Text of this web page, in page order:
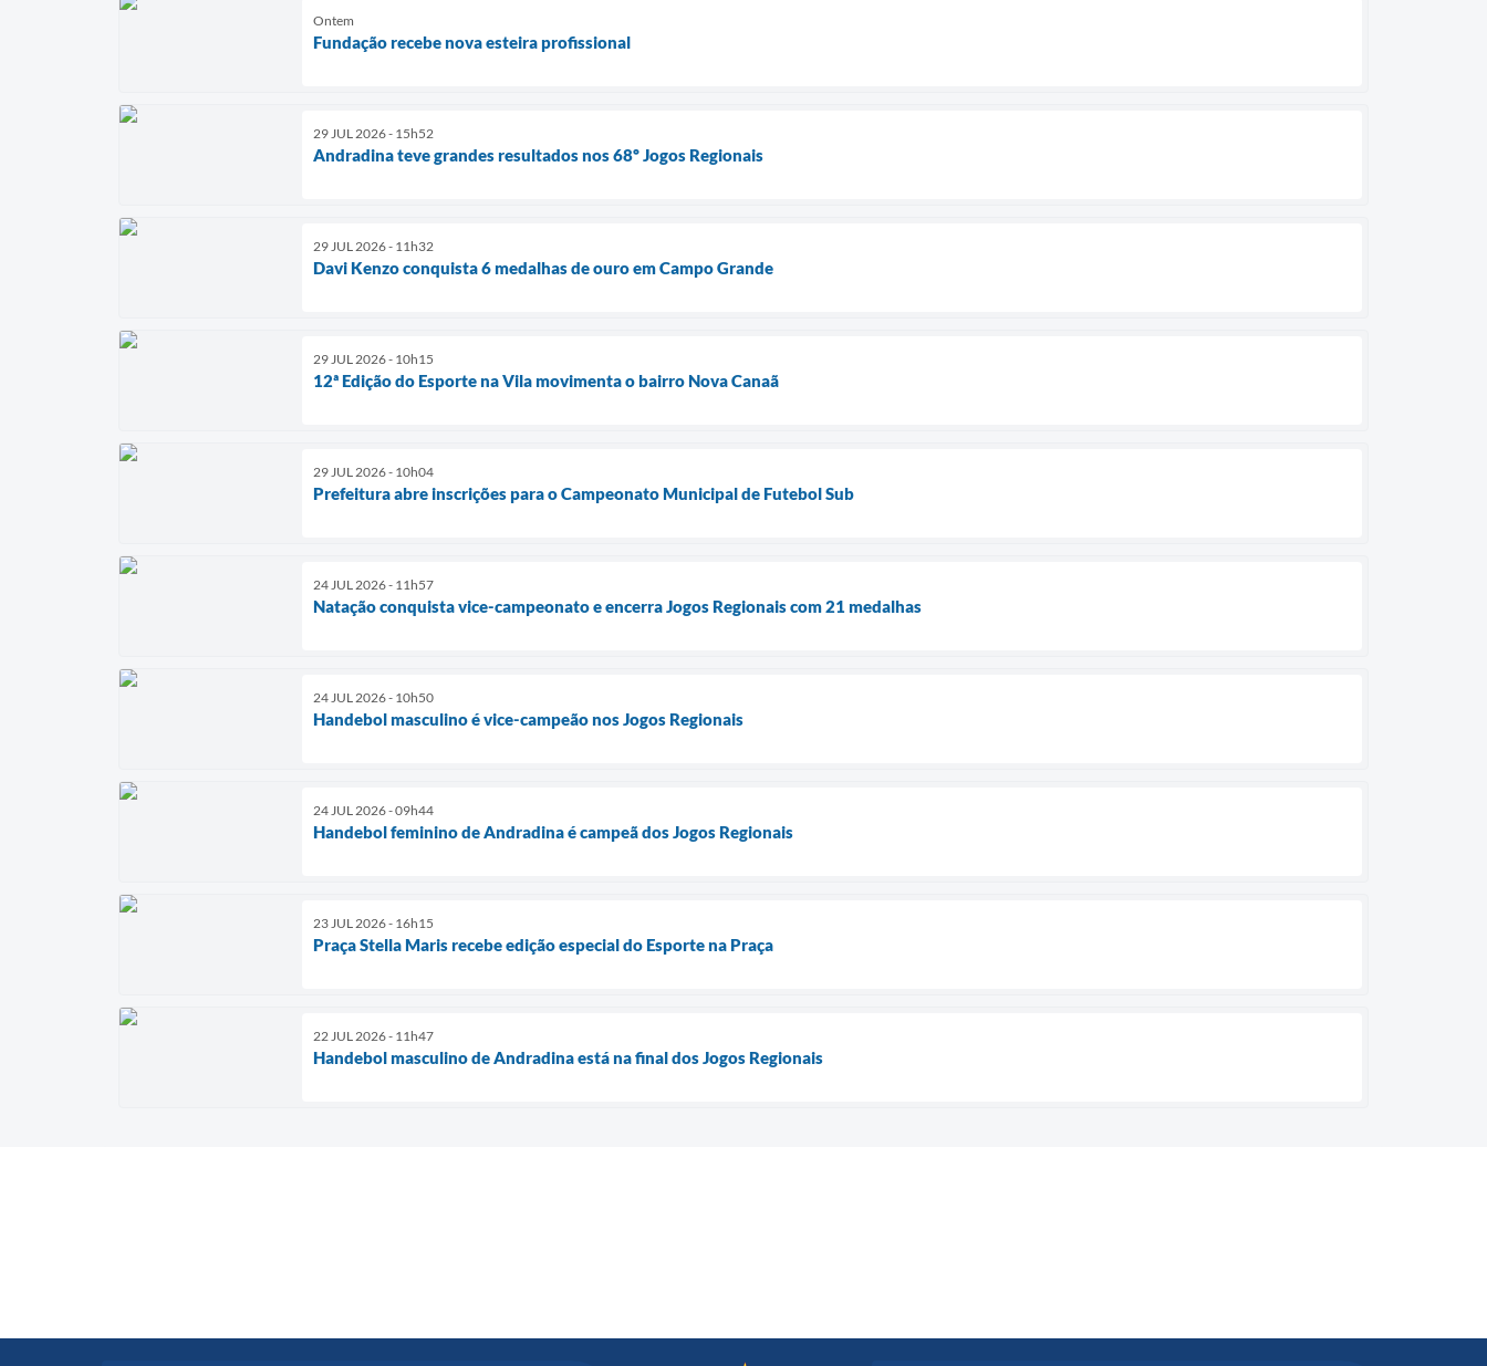
Ontem
Fundação recebe nova esteira profissional
29 JUL 2026 - 15h52
Andradina teve grandes resultados nos 68º Jogos Regionais
29 JUL 2026 - 11h32
Davi Kenzo conquista 6 medalhas de ouro em Campo Grande
29 JUL 2026 - 10h15
12ª Edição do Esporte na Vila movimenta o bairro Nova Canaã
29 JUL 2026 - 10h04
Prefeitura abre inscrições para o Campeonato Municipal de Futebol Sub
24 JUL 2026 - 11h57
Natação conquista vice-campeonato e encerra Jogos Regionais com 21 medalhas
24 JUL 2026 - 10h50
Handebol masculino é vice-campeão nos Jogos Regionais
24 JUL 2026 - 09h44
Handebol feminino de Andradina é campeã dos Jogos Regionais
23 JUL 2026 - 16h15
Praça Stella Maris recebe edição especial do Esporte na Praça
22 JUL 2026 - 11h47
Handebol masculino de Andradina está na final dos Jogos Regionais